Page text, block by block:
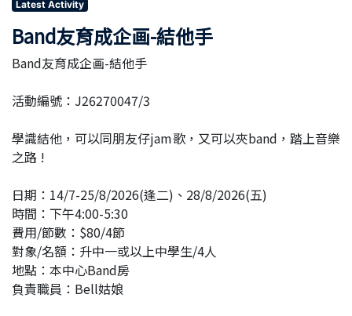
Latest Activity
Band友育成企画-結他手
Band友育成企画-結他手
活動編號：J26270047/3
學識結他，可以同朋友仔jam歌，又可以夾band，踏上音樂
之路 !
日期：14/7-25/8/2026(逢二)、28/8/2026(五)
時間：下午4:00-5:30
費用/節數：$80/4節
對象/名額：升中一或以上中學生/4人
地點：本中心Band房
負責職員：Bell姑娘